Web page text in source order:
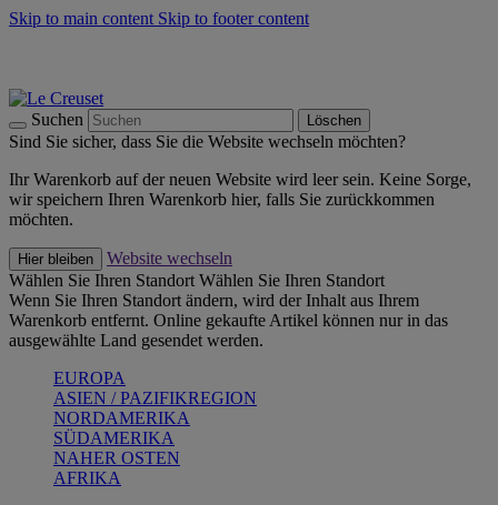
Skip to main content Skip to footer content
Suchen Löschen
Sind Sie sicher, dass Sie die Website wechseln möchten?
Ihr Warenkorb auf der neuen Website wird leer sein. Keine Sorge,
wir speichern Ihren Warenkorb hier, falls Sie zurückkommen
möchten.
Hier bleiben
Website wechseln
Wählen Sie Ihren Standort Wählen Sie Ihren Standort
Wenn Sie Ihren Standort ändern, wird der Inhalt aus Ihrem
Warenkorb entfernt. Online gekaufte Artikel können nur in das
ausgewählte Land gesendet werden.
EUROPA
ASIEN / PAZIFIKREGION
NORDAMERIKA
SÜDAMERIKA
NAHER OSTEN
AFRIKA